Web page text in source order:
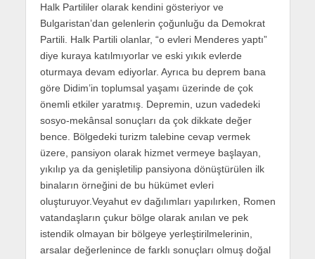
Halk Partililer olarak kendini gösteriyor ve
Bulgaristan’dan gelenlerin çoğunluğu da Demokrat
Partili. Halk Partili olanlar, “o evleri Menderes yaptı”
diye kuraya katılmıyorlar ve eski yıkık evlerde
oturmaya devam ediyorlar. Ayrıca bu deprem bana
göre Didim’in toplumsal yaşamı üzerinde de çok
önemli etkiler yaratmış. Depremin, uzun vadedeki
sosyo-mekânsal sonuçları da çok dikkate değer
bence. Bölgedeki turizm talebine cevap vermek
üzere, pansiyon olarak hizmet vermeye başlayan,
yıkılıp ya da genişletilip pansiyona dönüştürülen ilk
binaların örneğini de bu hükümet evleri
oluşturuyor.Veyahut ev dağılımları yapılırken, Romen
vatandaşların çukur bölge olarak anılan ve pek
istendik olmayan bir bölgeye yerleştirilmelerinin,
arsalar değerlenince de farklı sonuçları olmuş doğal